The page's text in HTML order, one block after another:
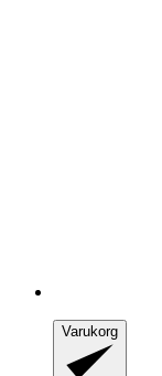
Varukorg